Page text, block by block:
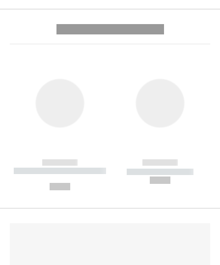
------------
----------- ----------- --------
------------
----------- -----------